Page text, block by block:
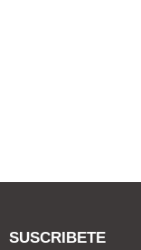
SUSCRIBETE